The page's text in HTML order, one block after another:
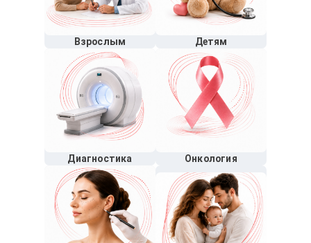
Взрослым Детям
Диагностика Онкология